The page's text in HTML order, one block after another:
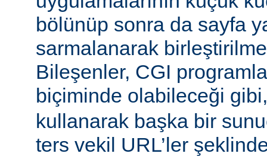
bölünüp sonra da sayfa
sarmalanarak
Bileşenler, CGI
biçiminde olabileceği
kullanarak başka bir
ters vekil URL’ler